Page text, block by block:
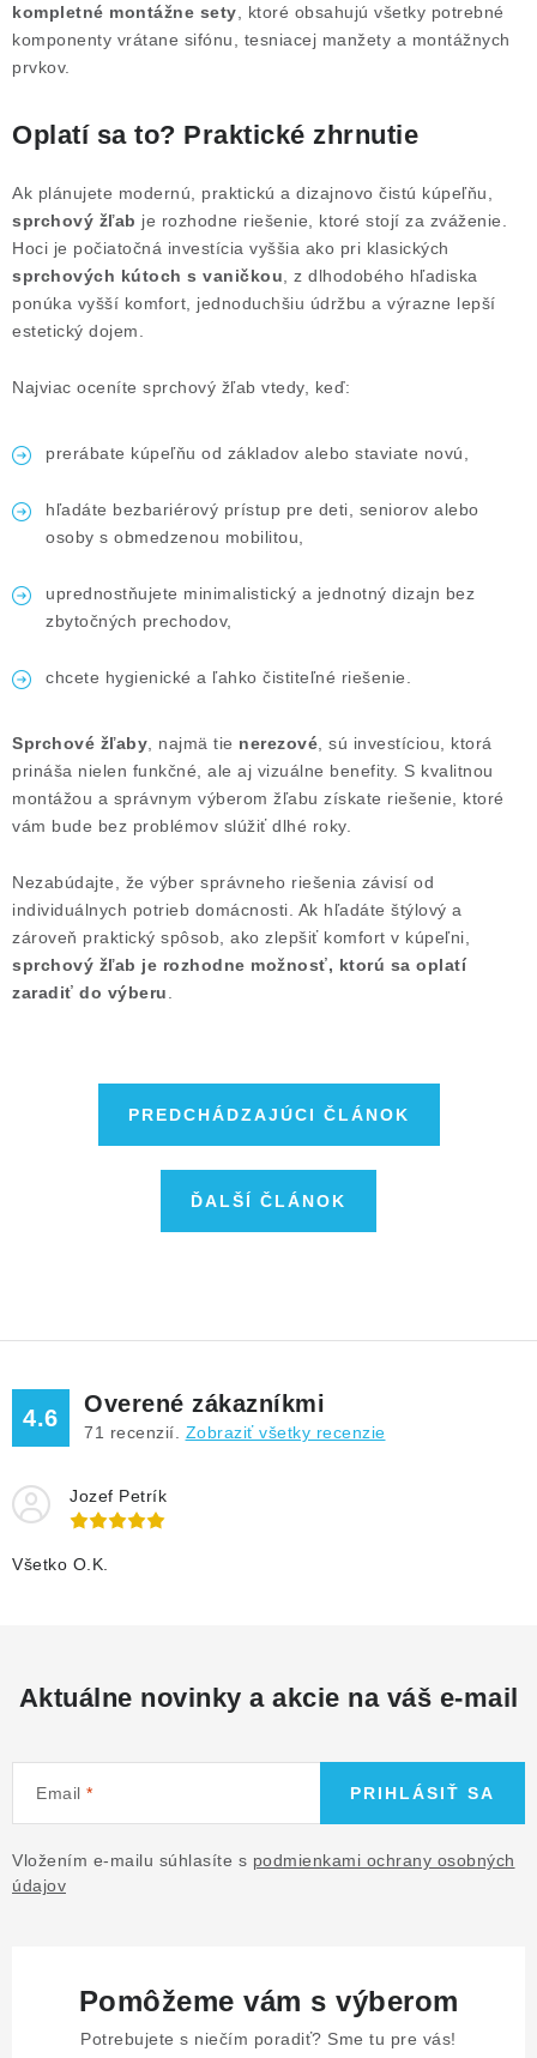
kompletné montážne sety , ktoré obsahujú všetky potrebné
komponenty vrátane sifónu, tesniacej manžety a montážnych
prvkov.
Oplatí sa to? Praktické zhrnutie
Ak plánujete modernú, praktickú a dizajnovo čistú kúpeľňu,
sprchový žľab je rozhodne riešenie, ktoré stojí za zváženie.
Hoci je počiatočná investícia vyššia ako pri klasických
sprchových kútoch s vaničkou , z dlhodobého hľadiska
ponúka vyšší komfort, jednoduchšiu údržbu a výrazne lepší
estetický dojem.
Najviac oceníte sprchový žľab vtedy, keď:
prerábate kúpeľňu od základov alebo staviate novú,
hľadáte bezbariérový prístup pre deti, seniorov alebo
osoby s obmedzenou mobilitou,
uprednostňujete minimalistický a jednotný dizajn bez
zbytočných prechodov,
chcete hygienické a ľahko čistiteľné riešenie.
Sprchové žľaby , najmä tie nerezové , sú investíciou, ktorá
prináša nielen funkčné, ale aj vizuálne benefity. S kvalitnou
montážou a správnym výberom žľabu získate riešenie, ktoré
vám bude bez problémov slúžiť dlhé roky.
Nezabúdajte, že výber správneho riešenia závisí od
individuálnych potrieb domácnosti. Ak hľadáte štýlový a
zároveň praktický spôsob, ako zlepšiť komfort v kúpeľni,
sprchový žľab je rozhodne možnosť, ktorú sa oplatí
zaradiť do výberu
PREDCHÁDZAJÚCI ČLÁNOK
ĎALŠÍ ČLÁNOK
4.6
Overené zákazníkmi
71 recenzií. Zobraziť všetky recenzie
Jozef Petrík
Všetko O.K.
Aktuálne novinky a akcie na váš e-mail
Email
Vložením e-mailu súhlasíte s podmienkami ochrany osobných
údajov
PRIHLÁSIŤ SA
Pomôžeme vám s výberom
Potrebujete s niečím poradiť? Sme tu pre vás!